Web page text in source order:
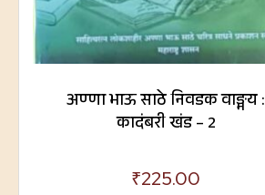
अण्णा भाऊ साठे निवडक वाङ्मय :
कादंबरी खंड – 2
₹225.00